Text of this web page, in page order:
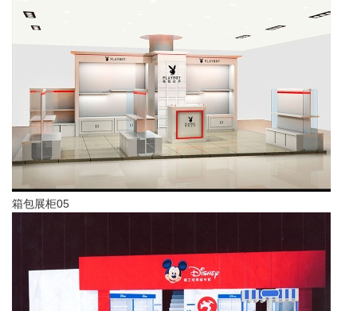
箱包展柜05